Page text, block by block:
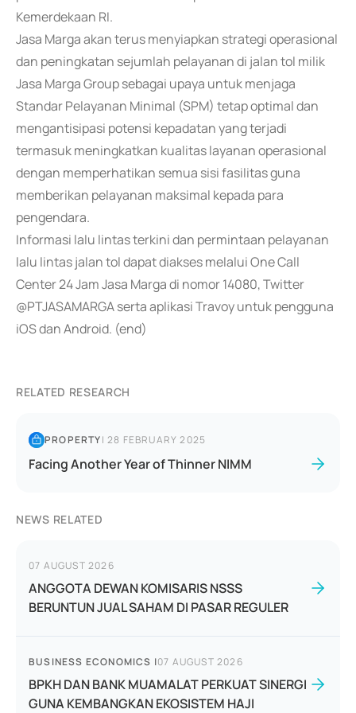
Kemerdekaan RI.
Jasa Marga akan terus menyiapkan strategi operasional
dan peningkatan sejumlah pelayanan di jalan tol milik
Jasa Marga Group sebagai upaya untuk menjaga
Standar Pelayanan Minimal (SPM) tetap optimal dan
mengantisipasi potensi kepadatan yang terjadi
termasuk meningkatkan kualitas layanan operasional
dengan memperhatikan semua sisi fasilitas guna
memberikan pelayanan maksimal kepada para
pengendara.
Informasi lalu lintas terkini dan permintaan pelayanan
lalu lintas jalan tol dapat diakses melalui One Call
Center 24 Jam Jasa Marga di nomor 14080, Twitter
@PTJASAMARGA serta aplikasi Travoy untuk pengguna
iOS dan Android. (end)
RELATED RESEARCH
PROPERTY|28 FEBRUARY 2025
Facing Another Year of Thinner NIMM
NEWS RELATED
07 AUGUST 2026
ANGGOTA DEWAN KOMISARIS NSSS
BERUNTUN JUAL SAHAM DI PASAR REGULER
BUSINESS ECONOMICS |07 AUGUST 2026
BPKH DAN BANK MUAMALAT PERKUAT SINERGI
GUNA KEMBANGKAN EKOSISTEM HAJI